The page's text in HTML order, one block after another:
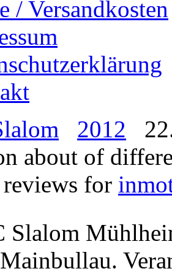
/ Versandkosten
2012
about of
for
Slalom